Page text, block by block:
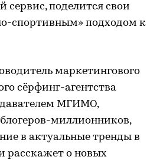
сервис, поделится свои
спортивным» подходом к
маркетингового
сёрфинг-агентства
МГИМО,
миллионников,
в актуальные тренды в
расскажет о новых